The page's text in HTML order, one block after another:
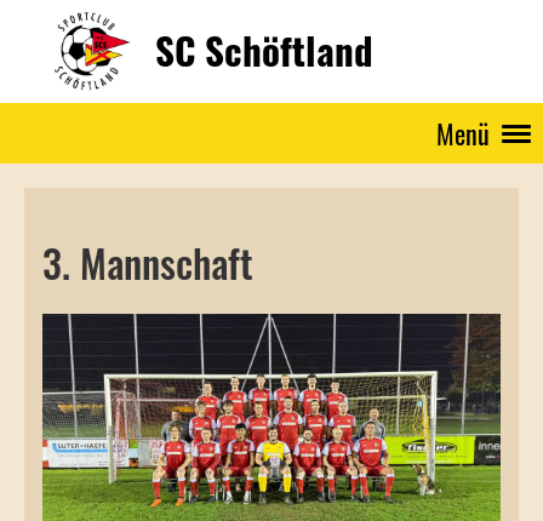
SC Schöftland
Menü
3. Mannschaft